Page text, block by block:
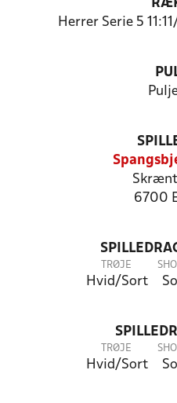
Herrer Serie 5
6700
TRØJE
Hvid/Sort
TRØJE
Hvid/Sort